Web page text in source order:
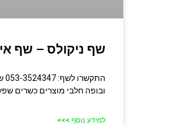
שף ניקולס – שף
ובופה חלבי מוצרים כשרים
למידע נוסף >>>